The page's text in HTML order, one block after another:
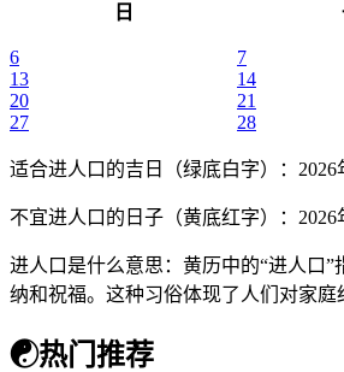
日
6
7
13
14
20
21
27
28
适合进人口的吉日（绿底白字） ：
不宜进人口的日子（黄底红字） ：
进人口是什么意思：黄历中的“进人口
纳和祝福。这种习俗体现了人们对家
☯热门推荐